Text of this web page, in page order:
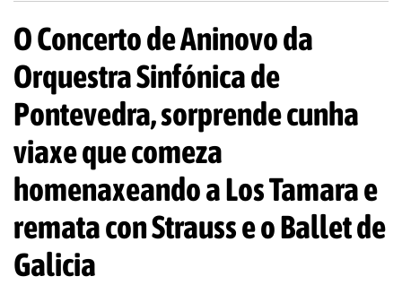
O Concerto de Aninovo da
Orquestra Sinfónica de
Pontevedra, sorprende cunha
viaxe que comeza
homenaxeando a Los Tamara e
remata con Strauss e o Ballet de
Galicia